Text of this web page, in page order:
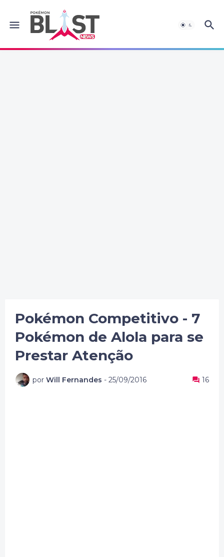
Pokémon Competitivo - 7
Pokémon de Alola para se
Prestar Atenção
por Will Fernandes - 25/09/2016 16